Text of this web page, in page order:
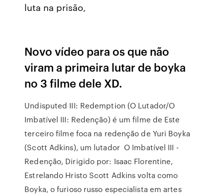
luta na prisão,
Novo vídeo para os que não
viram a primeira lutar de boyka
no 3 filme dele XD.
Undisputed III: Redemption (O Lutador/O
Imbatível III: Redenção) é um filme de Este
terceiro filme foca na redenção de Yuri Boyka
(Scott Adkins), um lutador O Imbatível III -
Redenção, Dirigido por: Isaac Florentine,
Estrelando Hristo Scott Adkins volta como
Boyka, o furioso russo especialista em artes